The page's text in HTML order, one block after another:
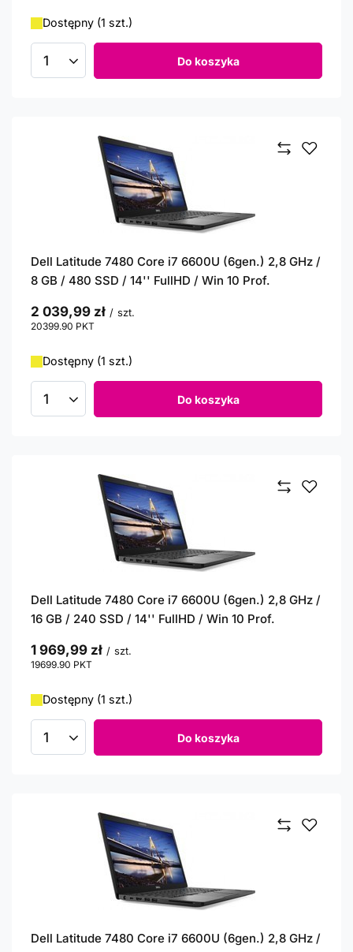
Dostępny (1 szt.)
Ilość produktów Do koszyka
Dell Latitude 7480 Core i7 6600U (6gen.) 2,8 GHz /
8 GB / 480 SSD / 14'' FullHD / Win 10 Prof.
2 039,99 zł / szt.
20399.90 PKT
Dostępny (1 szt.)
Ilość produktów Do koszyka
Dell Latitude 7480 Core i7 6600U (6gen.) 2,8 GHz /
16 GB / 240 SSD / 14'' FullHD / Win 10 Prof.
1 969,99 zł / szt.
19699.90 PKT
Dostępny (1 szt.)
Ilość produktów Do koszyka
Dell Latitude 7480 Core i7 6600U (6gen.) 2,8 GHz /